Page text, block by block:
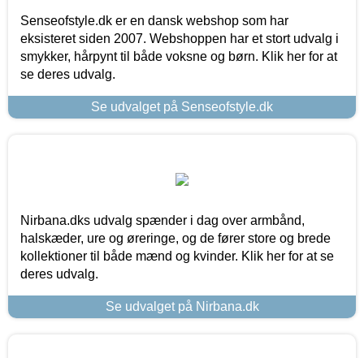
Senseofstyle.dk er en dansk webshop som har
eksisteret siden 2007. Webshoppen har et stort udvalg i
smykker, hårpynt til både voksne og børn. Klik her for at
se deres udvalg.
Se udvalget på Senseofstyle.dk
Nirbana.dks udvalg spænder i dag over armbånd,
halskæder, ure og øreringe, og de fører store og brede
kollektioner til både mænd og kvinder. Klik her for at se
deres udvalg.
Se udvalget på Nirbana.dk